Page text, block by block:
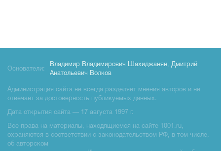
Основатели:
Владимир Владимирович Шахиджанян, Дмитрий
Анатольевич Волков
Администрация сайта не всегда разделяет мнения авторов и не
отвечает за достоверность публикуемых данных.
Дата открытия сайта — 17 августа 1997 г.
Все права на материалы, находящиемся на сайте 1001.ru,
охраняются в соответствии с законодательством РФ, в том числе,
об авторском